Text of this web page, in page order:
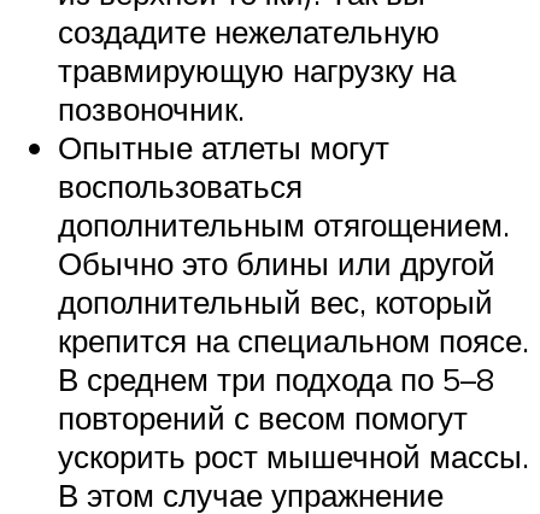
создадите нежелательную
травмирующую нагрузку на
позвоночник.
Опытные атлеты могут
воспользоваться
дополнительным отягощением.
Обычно это блины или другой
дополнительный вес, который
крепится на специальном поясе.
В среднем три подхода по 5–8
повторений с весом помогут
ускорить рост мышечной массы.
В этом случае упражнение